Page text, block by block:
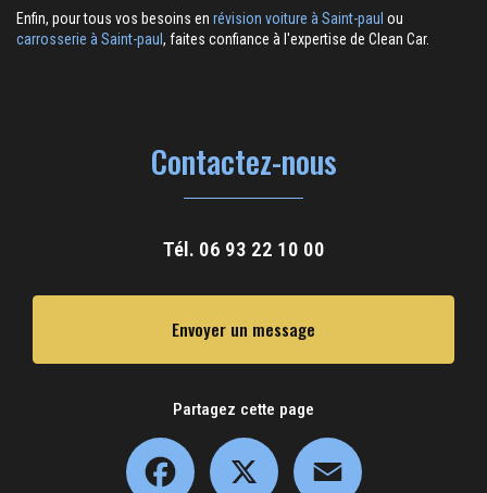
Enfin, pour tous vos besoins en révision voiture à Saint-paul ou
carrosserie à Saint-paul , faites confiance à l'expertise de Clean Car.
Contactez-nous
Tél. 06 93 22 10 00
Envoyer un message
Partagez cette page
Facebook